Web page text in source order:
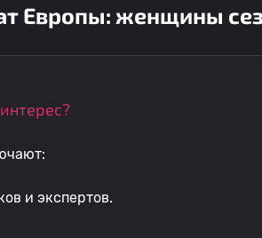
Европы: женщины
и экспертов.